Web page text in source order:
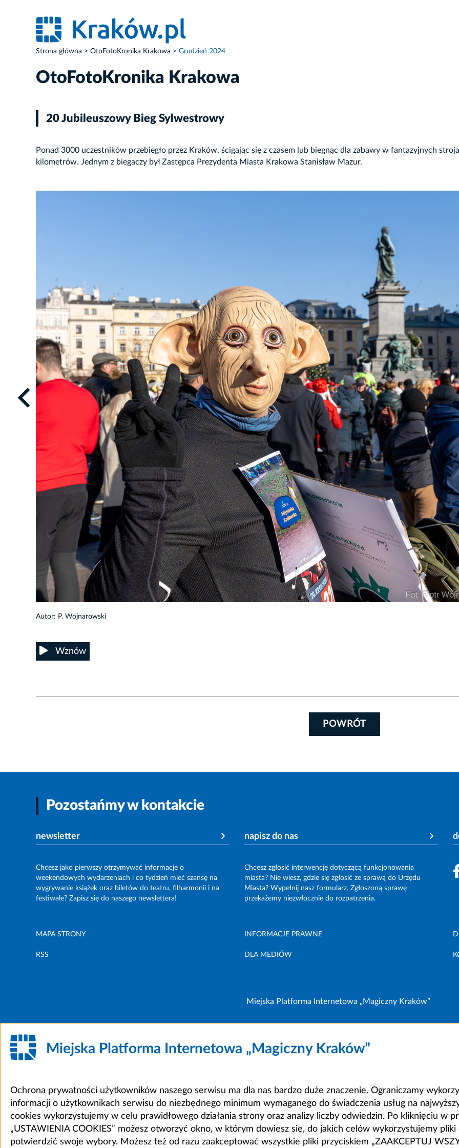
Strona główna OtoFotoKronika Krakowa Grudzień 2024
OtoFotoKronika Krakowa
20 Jubileuszowy Bieg Sylwestrowy
Ponad 3000 uczestników przebiegło przez Kraków, ścigając się z czasem lub biegnąc dla zabawy w fantazyjnych
kilometrów. Jednym z biegaczy był Zastępca Prezydenta Miasta Krakowa Stanisław Mazur.
Autor: P. Wojnarowski
Wznów
POWRÓT
Pozostańmy w kontakcie
newsletter
Chcesz jako pierwszy otrzymywać informacje o
weekendowych wydarzeniach i co tydzień mieć szansę na
wygrywanie książek oraz biletów do teatru, filharmonii i na
festiwale? Zapisz się do naszego newslettera!
napisz do nas
Chcesz zgłosić interwencję dotyczącą funkcjonowania
miasta? Nie wiesz, gdzie się zgłosić ze sprawą do Urzędu
Miasta? Wypełnij nasz formularz. Zgłoszoną sprawę
przekażemy niezwłocznie do rozpatrzenia.
MAPA STRONY INFORMACJE PRAWNE
RSS DLA MEDIÓW
Miejska Platforma Internetowa „Magiczny Kraków”
Miejska Platforma Internetowa „Magiczny Kraków”
Ochrona prywatności użytkowników naszego serwisu ma dla nas bardzo duże znaczenie. Ograniczamy
informacji o użytkownikach serwisu do niezbędnego minimum wymaganego do świadczenia usług na
cookies wykorzystujemy w celu prawidłowego działania strony oraz analizy liczby odwiedzin. Po kliknięciu w
„USTAWIENIA COOKIES” możesz otworzyć okno, w którym dowiesz się, do jakich celów wykorzystujemy pliki
potwierdzić swoje wybory. Możesz też od razu zaakceptować wszystkie pliki przyciskiem „ZAAKCEPTUJ